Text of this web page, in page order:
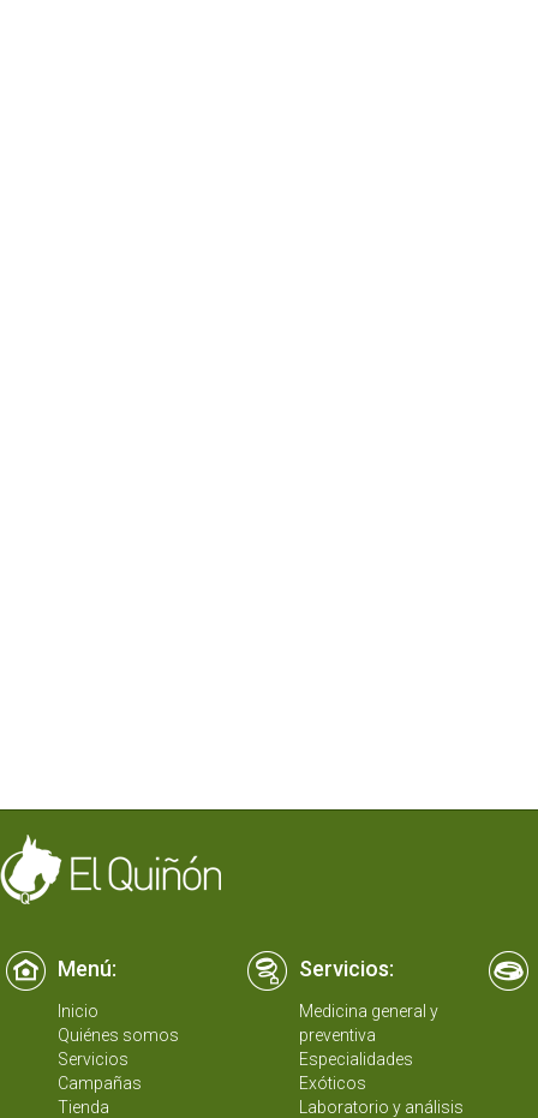
Menú: Servicios:
Inicio
Quiénes somos
Servicios
Campañas
Tienda
Medicina general y
preventiva
Especialidades
Exóticos
Laboratorio y análisis